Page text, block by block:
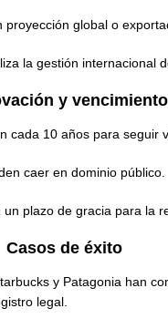
global o
la gestión internacional
y vencimiento
cada 10 años para seguir
caer en dominio público.
plazo de gracia para la
Casos de éxito
y Patagonia han
legal.